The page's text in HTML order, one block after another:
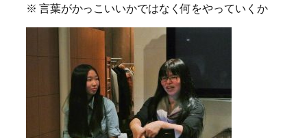
※ 言葉がかっこいいかではなく何をやっていくか